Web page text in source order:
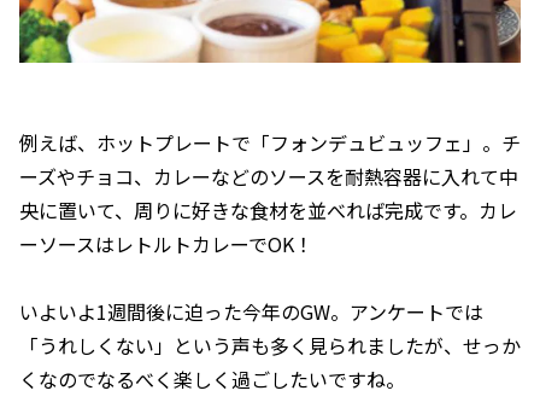
例えば、ホットプレートで「フォンデュビュッフェ」。チ
ーズやチョコ、カレーなどのソースを耐熱容器に入れて中
央に置いて、周りに好きな食材を並べれば完成です。カレ
ーソースはレトルトカレーでOK！
いよいよ1週間後に迫った今年のGW。アンケートでは
「うれしくない」という声も多く見られましたが、せっか
くなのでなるべく楽しく過ごしたいですね。